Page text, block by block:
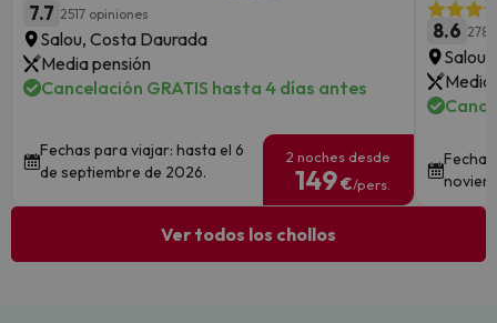
7.7 2517 opiniones
Salou, Costa Daurada
Media pensión
Cancelación GRATIS hasta 4 días antes
Fechas para viajar: hasta el 6
de septiembre de 2026.
2 noches desde
149€/pers.
8.6 278
Media
Ver todos los chollos